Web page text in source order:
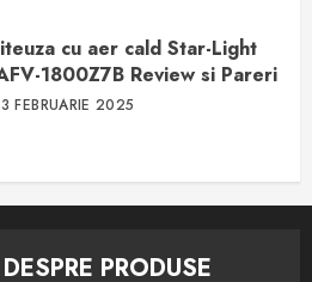
cu aer cald Star-Light
1800Z7B Review si Pareri
3 FEBRUARIE 2025
PRODUSE